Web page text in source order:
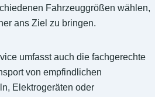
Fahrzeuggrößen wählen,
ans Ziel zu bringen.
umfasst auch die fachgerechte
von empfindlichen
Elektrogeräten oder